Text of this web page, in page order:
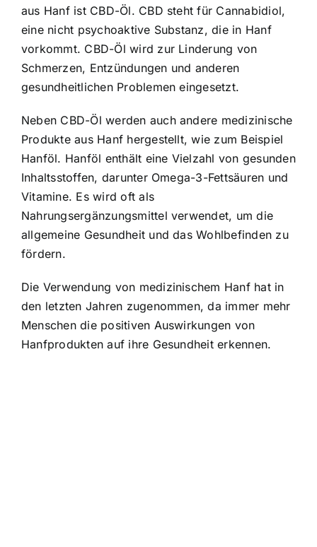
aus Hanf ist CBD-Öl. CBD steht für Cannabidiol,
eine nicht psychoaktive Substanz, die in Hanf
vorkommt. CBD-Öl wird zur Linderung von
Schmerzen, Entzündungen und anderen
gesundheitlichen Problemen eingesetzt.
Neben CBD-Öl werden auch andere medizinische
Produkte aus Hanf hergestellt, wie zum Beispiel
Hanföl. Hanföl enthält eine Vielzahl von gesunden
Inhaltsstoffen, darunter Omega-3-Fettsäuren und
Vitamine. Es wird oft als
Nahrungsergänzungsmittel verwendet, um die
allgemeine Gesundheit und das Wohlbefinden zu
fördern.
Die Verwendung von medizinischem Hanf hat in
den letzten Jahren zugenommen, da immer mehr
Menschen die positiven Auswirkungen von
Hanfprodukten auf ihre Gesundheit erkennen.